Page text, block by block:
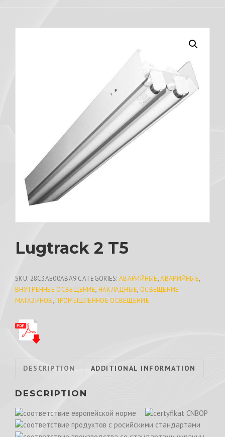
Lugtrack 2 T5
SKU: 28C3AE00ABA9 CATEGORIES:АВАРИЙНЫЕ,АВАРИЙНЫЕ,
ВНУТРЕННЕЕ ОСВЕЩЕНИЕ, НАКЛАДНЫЕ, ОСВЕЩЕНИЕ
МАГАЗИНОВ,ПРОМЫШЛЕННОЕ ОСВЕЩЕНИЕ
DESCRIPTION ADDITIONAL INFORMATION
DESCRIPTION